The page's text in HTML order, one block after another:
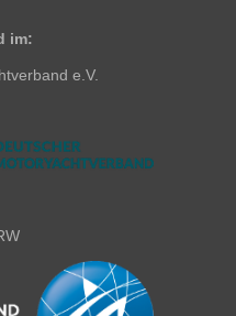
im:
e.V.